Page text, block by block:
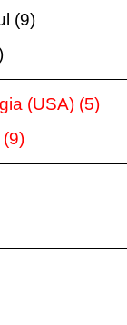
(9)
(USA) (5)